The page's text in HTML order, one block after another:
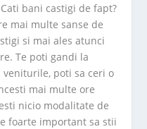
bani castigi de fapt?
mai multe sanse de
si mai ales atunci
Te poti gandi la
poti sa ceri o
mai multe ore
nicio modalitate de
foarte important sa stii